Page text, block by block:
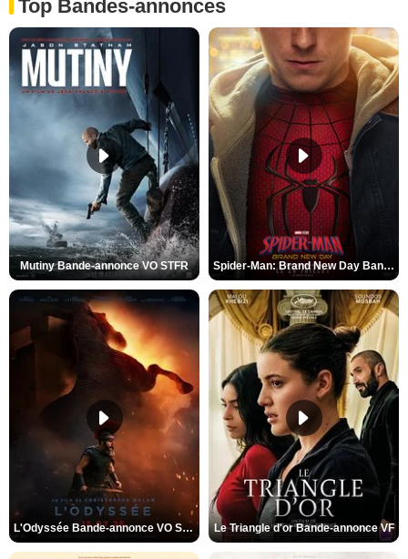
Top Bandes-annonces
Mutiny Bande-annonce VO STFR Spider-Man: Brand New Day Bande-annonce VO STFR
L'Odyssée Bande-annonce VO STFR Le Triangle d'or Bande-annonce VF